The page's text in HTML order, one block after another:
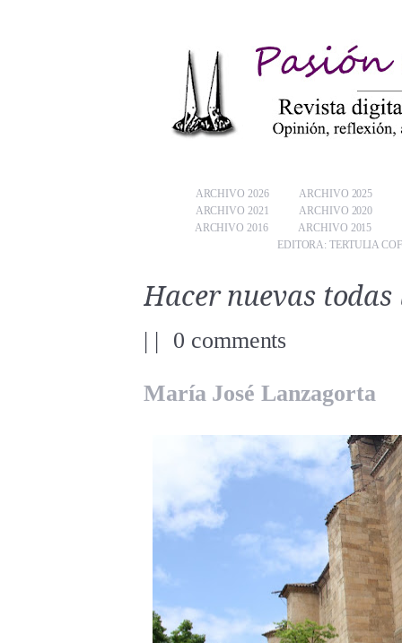
ARCHIVO 2026
ARCHIVO 2025
ARCHIVO 2021
ARCHIVO 2020
ARCHIVO 2016
ARCHIVO 2015
EDITORA: TERTULIA
Hacer nuevas todas
| | 0 comments
María José Lanzagorta